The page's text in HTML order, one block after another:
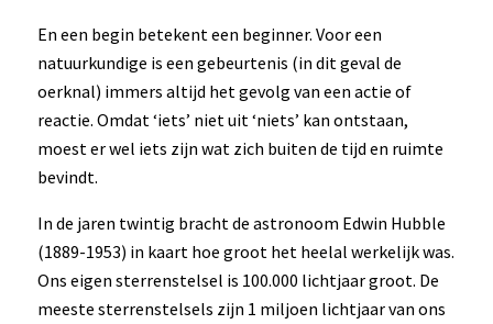
En een begin betekent een beginner. Voor een
natuurkundige is een gebeurtenis (in dit geval de
oerknal) immers altijd het gevolg van een actie of
reactie. Omdat ‘iets’ niet uit ‘niets’ kan ontstaan,
moest er wel iets zijn wat zich buiten de tijd en ruimte
bevindt.
In de jaren twintig bracht de astronoom Edwin Hubble
(1889-1953) in kaart hoe groot het heelal werkelijk was.
Ons eigen sterrenstelsel is 100.000 lichtjaar groot. De
meeste sterrenstelsels zijn 1 miljoen lichtjaar van ons